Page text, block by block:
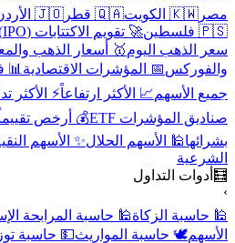
مصر 🇰🇼 الكويت 🇶🇦 قطر 🇯🇴 الأردن
🇵🇸 فلسطين
🚀 تقويم الاكتتابات (IPO)
سعر الذهب اليوم🥇 أسعار الذهب
والفوركس📅 المؤشرات الاقتصادية 📊
جميع الأسهم📈 الأكثر ارتفاعاً⚡ الأكثر
صناديق المؤشرات ETF
💰 أرخص
بشرائها🕌 الأسهم الحلال✨ الأسهم
الشرعية
🧮 أدوات التداول
›
🕌 حاسبة الزكاة🕌 حاسبة المرابحة
الأسهم🕊️ حاسبة المواريث💵 حاسبة